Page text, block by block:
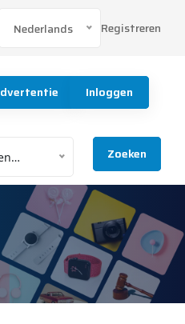
Nederlands Registreren
Inloggen
Zoeken